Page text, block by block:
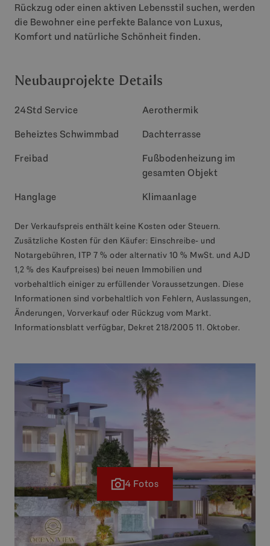
Rückzug oder einen aktiven Lebensstil suchen, werden
die Bewohner eine perfekte Balance von Luxus,
Komfort und natürliche Schönheit finden.
Neubauprojekte Details
24Std Service
Aerothermik
Beheiztes Schwimmbad
Dachterrasse
Freibad
Fußbodenheizung im
gesamten Objekt
Hanglage
Klimaanlage
Der Verkaufspreis enthält keine Kosten oder Steuern.
Zusätzliche Kosten für den Käufer: Einschreibe- und
Notargebühren, ITP 7 % oder alternativ 10 % MwSt. und AJD
1,2 % des Kaufpreises) bei neuen Immobilien und
vorbehaltlich einiger zu erfüllender Voraussetzungen. Diese
Informationen sind vorbehaltlich von Fehlern, Auslassungen,
Änderungen, Vorverkauf oder Rückzug vom Markt.
Informationsblatt verfügbar, Dekret 218/2005 11. Oktober.
4 Fotos